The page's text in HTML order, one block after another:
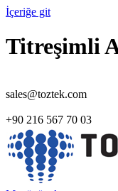
İçeriğe git
Titreşimli
sales@toztek.com
+90 216 567 70 03